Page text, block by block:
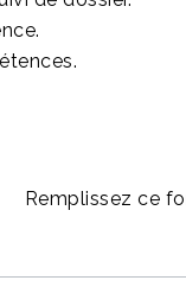
Remplissez ce